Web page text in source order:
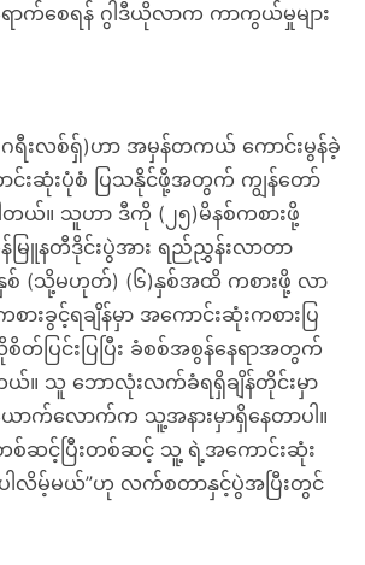
ောက်စေရန် ဂွါဒီယိုလာက ကာကွယ်မှုများ
ရီးလစ်ရှ်)ဟာ အမှန်တကယ် ကောင်းမွန်ခဲ့
င်းဆုံးပုံစံ ပြသနိုင်ဖို့အတွက် ကျွန်တော်
တယ်။ သူဟာ ဒီကို (၂၅)မိနစ်ကစားဖို့
ြူနတီဒိုင်းပွဲအား ရည်ညွှန်းလာတာ
စ် (သို့မဟုတ်) (၆)နှစ်အထိ ကစားဖို့ လာ
ားခွင့်ရချိန်မှာ အကောင်းဆုံးကစားပြ
တ်ပြင်းပြပြီး ခံစစ်အစွန်နေရာအတွက်
သူ ဘောလုံးလက်ခံရရှိချိန်တိုင်းမှာ
ောက်လောက်က သူ့အနားမှာရှိနေတာပါ။
စ်ဆင့်ပြီးတစ်ဆင့် သူ့ ရဲ့အကောင်းဆုံး
ါလိမ့်မယ်”ဟု လက်စတာနှင့်ပွဲအပြီးတွင်